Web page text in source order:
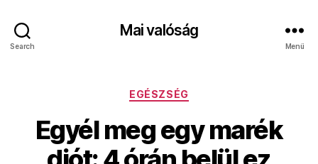
Search
Mai valóság
Menü
Kategóriák
EGÉSZSÉG
Egyél meg egy marék